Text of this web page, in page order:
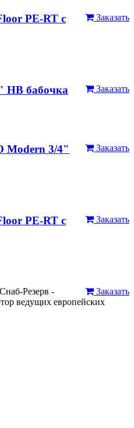
Заказать
PE-RT с
Заказать
НВ бабочка
Заказать
Modern 3/4"
Заказать
PE-RT с
Заказать
Резерв -
ведущих европейских